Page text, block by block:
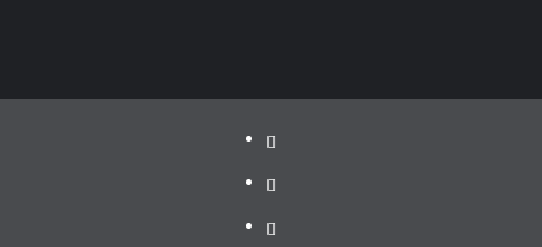
Politik
Pariwisata
Jakarta